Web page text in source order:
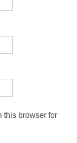
this browser for